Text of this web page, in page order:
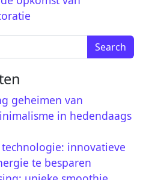
geheimen van
in hedendaags
innovatieve
te besparen